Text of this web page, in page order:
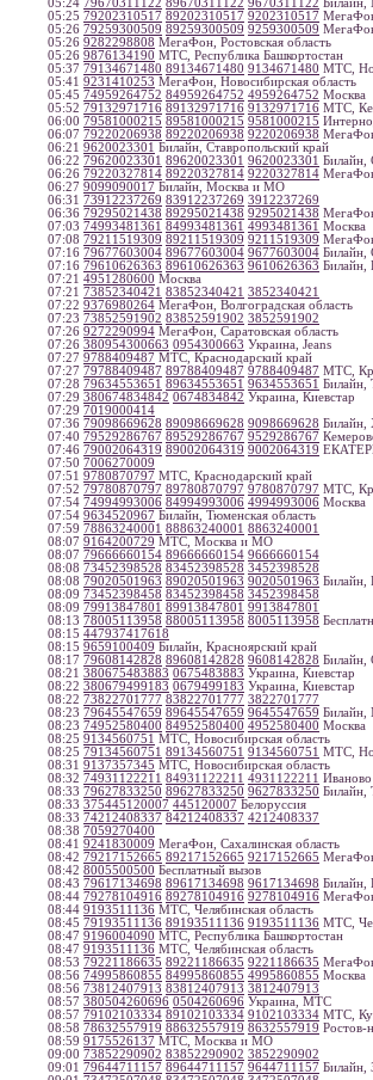
05:24 79670311122 89670311122 9670311122
05:25 79202310517 89202310517 9202310517
05:26 79259300509 89259300509 9259300509
05:26 9282298808 МегаФон, Ростовская область
05:26 9876134190 МТС, Республика Башкортостан
05:37 79134671480 89134671480 9134671480 МТС,
05:41 9231410253 МегаФон, Новосибирская область
05:45 74959264752 84959264752 4959264752 Москва
05:52 79132971716 89132971716 9132971716 МТС,
06:00 79581000215 89581000215 9581000215
06:07 79220206938 89220206938 9220206938
06:21 9620023301 Билайн, Ставропольский край
06:22 79620023301 89620023301 9620023301 Билайн,
06:26 79220327814 89220327814 9220327814
06:27 9099090017 Билайн, Москва и МО
06:31 73912237269 83912237269 3912237269
06:36 79295021438 89295021438 9295021438
07:03 74993481361 84993481361 4993481361 Москва
07:08 79211519309 89211519309 9211519309
07:16 79677603004 89677603004 9677603004 Билайн,
07:16 79610626363 89610626363 9610626363 Билайн,
07:21 4951280600 Москва
07:21 73852340421 83852340421 3852340421
07:22 9376980264 МегаФон, Волгоградская область
07:23 73852591902 83852591902 3852591902
07:26 9272290994 МегаФон, Саратовская область
07:26 380954300663 0954300663 Украина, Jeans
07:27 9788409487 МТС, Краснодарский край
07:27 79788409487 89788409487 9788409487 МТС,
07:28 79634553651 89634553651 9634553651 Билайн,
07:29 380674834842 0674834842 Украина, Киевстар
07:29 7019000414
07:36 79098669628 89098669628 9098669628 Билайн,
07:40 79529286767 89529286767 9529286767
07:46 79002064319 89002064319 9002064319
07:50 7006270009
07:51 9780870797 МТС, Краснодарский край
07:52 79780870797 89780870797 9780870797 МТС,
07:54 74994993006 84994993006 4994993006 Москва
07:54 9634520967 Билайн, Тюменская область
07:59 78863240001 88863240001 8863240001
08:07 9164200729 МТС, Москва и МО
08:07 79666660154 89666660154 9666660154
08:08 73452398528 83452398528 3452398528
08:08 79020501963 89020501963 9020501963 Билайн,
08:09 73452398458 83452398458 3452398458
08:09 79913847801 89913847801 9913847801
08:13 78005113958 88005113958 8005113958
08:15 447937417618
08:15 9659100409 Билайн, Красноярский край
08:17 79608142828 89608142828 9608142828 Билайн,
08:21 380675483883 0675483883 Украина, Киевстар
08:22 380679499183 0679499183 Украина, Киевстар
08:22 73822701777 83822701777 3822701777
08:23 79645547659 89645547659 9645547659
08:23 74952580400 84952580400 4952580400 Москва
08:25 9134560751 МТС, Новосибирская область
08:25 79134560751 89134560751 9134560751 МТС,
08:31 9137357345 МТС, Новосибирская область
08:32 74931122211 84931122211 4931122211 Иваново
08:33 79627833250 89627833250 9627833250 Билайн,
08:33 375445120007 445120007 Белоруссия
08:33 74212408337 84212408337 4212408337
08:38 7059270400
08:41 9241830009 МегаФон, Сахалинская область
08:42 79217152665 89217152665 9217152665
08:42 8005500500 Бесплатный вызов
08:43 79617134698 89617134698 9617134698 Билайн,
08:44 79278104916 89278104916 9278104916
08:44 9193511136 МТС, Челябинская область
08:45 79193511136 89193511136 9193511136 МТС,
08:47 9196004090 МТС, Республика Башкортостан
08:47 9193511136 МТС, Челябинская область
08:53 79221186635 89221186635 9221186635
08:56 74995860855 84995860855 4995860855 Москва
08:56 73812407913 83812407913 3812407913
08:57 380504260696 0504260696 Украина, МТС
08:57 79102103334 89102103334 9102103334 МТС,
08:58 78632557919 88632557919 8632557919 Ростов-
08:59 9175526137 МТС, Москва и МО
09:00 73852290902 83852290902 3852290902
09:01 79644711157 89644711157 9644711157 Билайн,